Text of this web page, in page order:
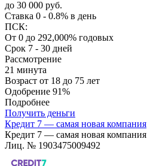
до 30 000 руб.
Ставка 0 - 0.8% в день
ПСК:
От 0 до 292,000% годовых
Срок 7 - 30 дней
Рассмотрение
21 минута
Возраст от 18 до 75 лет
Одобрение 91%
Подробнее
Получить деньги
Кредит 7 — самая новая компания
Кредит 7 — самая новая компания
Лиц. № 1903475009492